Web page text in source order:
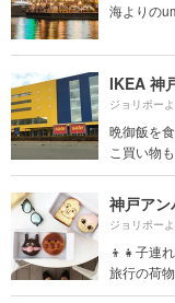
海よりの
IKEA 神
ジョリポー
晩御飯を
こ買い物
神戸ア
ジョリポー
👦👧子連
旅行の荷